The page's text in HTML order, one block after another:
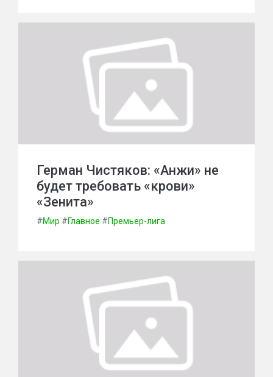
Герман Чистяков: «Анжи» не
будет требовать «крови»
«Зенита»
#Мир #Главное #Премьер-лига